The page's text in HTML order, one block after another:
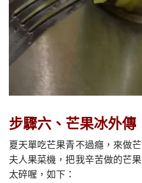
步驟六、芒果冰外傳
夏天單吃芒果青不過癮，來做
夫人果菜機，把我辛苦做的芒
太碎喔，如下：